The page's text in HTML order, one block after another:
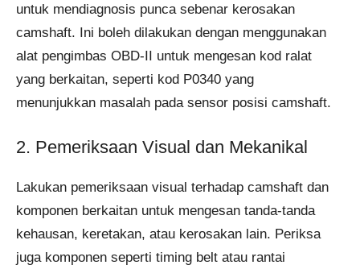
untuk mendiagnosis punca sebenar kerosakan
camshaft. Ini boleh dilakukan dengan menggunakan
alat pengimbas OBD-II untuk mengesan kod ralat
yang berkaitan, seperti kod P0340 yang
menunjukkan masalah pada sensor posisi camshaft.
2. Pemeriksaan Visual dan Mekanikal
Lakukan pemeriksaan visual terhadap camshaft dan
komponen berkaitan untuk mengesan tanda-tanda
kehausan, keretakan, atau kerosakan lain. Periksa
juga komponen seperti timing belt atau rantai